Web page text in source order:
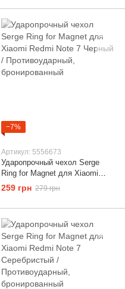
−7%
Артикул: 5556673
Ударопрочный чехол Serge
Ring for Magnet для Xiaomi
Redmi Note 7 Черный /
Противоударный,
259 грн 279 грн